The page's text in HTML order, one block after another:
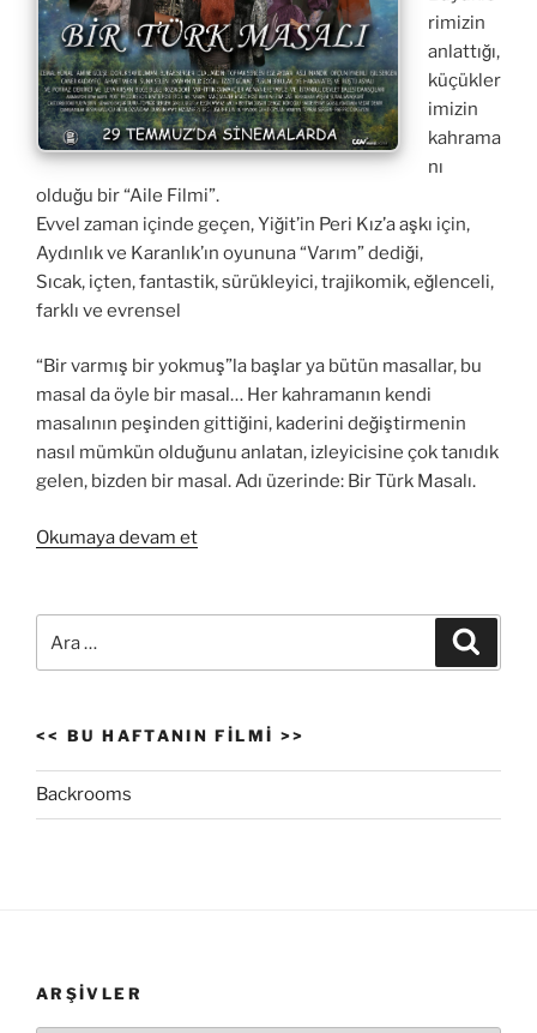
rimizin
anlattığı,
küçükler
imizin
kahrama
nı
olduğu bir “Aile Filmi”.
Evvel zaman içinde geçen, Yiğit’in Peri Kız’a aşkı için,
Aydınlık ve Karanlık’ın oyununa “Varım” dediği,
Sıcak, içten, fantastik, sürükleyici, trajikomik, eğlenceli,
farklı ve evrensel
“Bir varmış bir yokmuş”la başlar ya bütün masallar, bu
masal da öyle bir masal… Her kahramanın kendi
masalının peşinden gittiğini, kaderini değiştirmenin
nasıl mümkün olduğunu anlatan, izleyicisine çok tanıdık
gelen, bizden bir masal. Adı üzerinde: Bir Türk Masalı.
Okumaya devam et“Bir
<< BU HAFTANIN FILMI >>
Backrooms
ARŞIVLER